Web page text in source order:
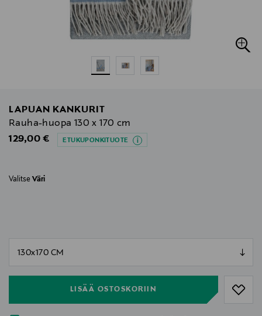
LAPUAN KANKURIT
Rauha-huopa 130 x 170 cm
Original Price
129,00 € ETUKUPONKITUOTE
Valitse Väri
LISÄÄ OSTOSKORIIN